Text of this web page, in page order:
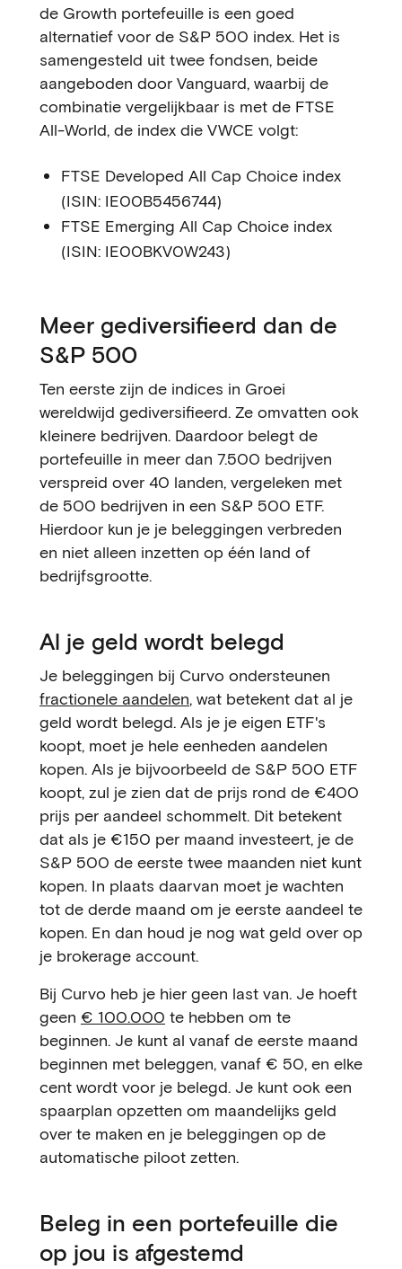
de Growth portefeuille is een goed
alternatief voor de S&P 500 index. Het is
samengesteld uit twee fondsen, beide
aangeboden door Vanguard, waarbij de
combinatie vergelijkbaar is met de FTSE
All-World, de index die VWCE volgt:
FTSE Developed All Cap Choice index
(ISIN: IE00B5456744)
FTSE Emerging All Cap Choice index
(ISIN: IE00BKV0W243)
Meer gediversifieerd dan de
S&P 500
Ten eerste zijn de indices in Groei
wereldwijd gediversifieerd. Ze omvatten ook
kleinere bedrijven. Daardoor belegt de
portefeuille in meer dan 7.500 bedrijven
verspreid over 40 landen, vergeleken met
de 500 bedrijven in een S&P 500 ETF.
Hierdoor kun je je beleggingen verbreden
en niet alleen inzetten op één land of
bedrijfsgrootte.
Al je geld wordt belegd
Je beleggingen bij Curvo ondersteunen
fractionele aandelen, wat betekent dat al je
geld wordt belegd. Als je je eigen ETF's
koopt, moet je hele eenheden aandelen
kopen. Als je bijvoorbeeld de S&P 500 ETF
koopt, zul je zien dat de prijs rond de €400
prijs per aandeel schommelt. Dit betekent
dat als je €150 per maand investeert, je de
S&P 500 de eerste twee maanden niet kunt
kopen. In plaats daarvan moet je wachten
tot de derde maand om je eerste aandeel te
kopen. En dan houd je nog wat geld over op
je brokerage account.
Bij Curvo heb je hier geen last van. Je hoeft
geen € 100.000 te hebben om te
beginnen. Je kunt al vanaf de eerste maand
beginnen met beleggen, vanaf € 50, en elke
cent wordt voor je belegd. Je kunt ook een
spaarplan opzetten om maandelijks geld
over te maken en je beleggingen op de
automatische piloot zetten.
Beleg in een portefeuille die
op jou is afgestemd